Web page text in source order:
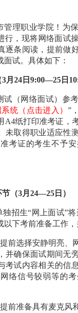
管理职业学院！为
行，现将网络面试
逐条阅读， 提前做
试。具体如下：
3月 24 日 9:00—25 日 10
试（网络面试）参
统（点击进入） ”
A4纸打印准考证，
未取得职业适应性
考证的考生不予
节 （3月 24—25 日）
独招生“网上面试”
下考前准备工作，
前选择安静明亮、
并确保面试期间无
考试内容相关的信息
络信号较弱等的
前准备具有麦克风